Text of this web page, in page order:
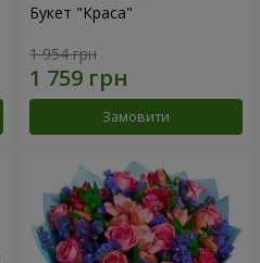
Букет "Краса"
1 954 грн
Замовити